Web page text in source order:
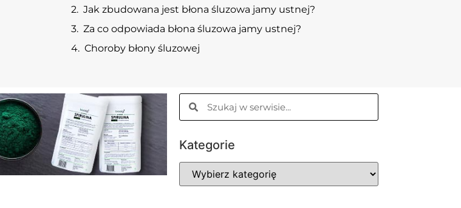
Jak zbudowana jest błona śluzowa jamy ustnej?
Za co odpowiada błona śluzowa jamy ustnej?
Choroby błony śluzowej
Kategorie